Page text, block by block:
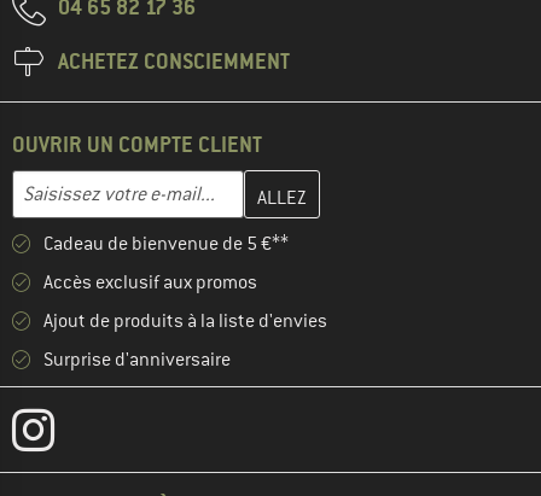
04 65 82 17 36
ACHETEZ CONSCIEMMENT
OUVRIR UN COMPTE CLIENT
Adresse e-mail
Entrez votre adresse e-mail ici et créez votre compte client à la
Cadeau de bienvenue de 5 €**
Accès exclusif aux promos
Ajout de produits à la liste d'envies
Surprise d'anniversaire